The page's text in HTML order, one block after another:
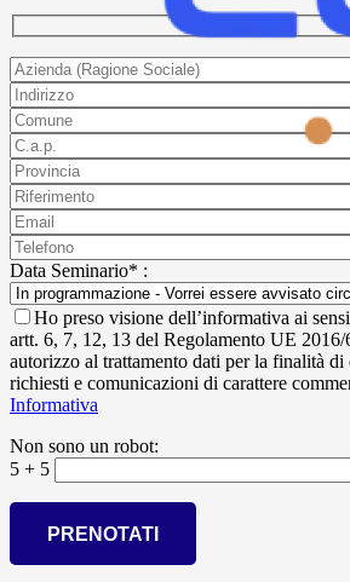
Data Seminario* :
Ho preso visione dell’informativa ai
artt. 6, 7, 12, 13 del Regolamento UE
autorizzo al trattamento dati per la finalità
richiesti e comunicazioni di carattere
Informativa
Non sono un robot:
5 + 5